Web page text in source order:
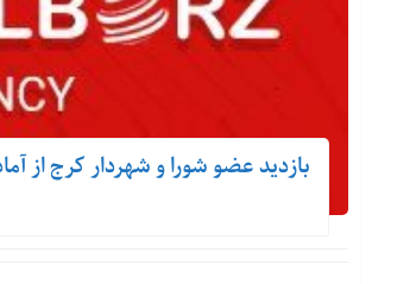
بازدید عضو شورا و شهردار کرج